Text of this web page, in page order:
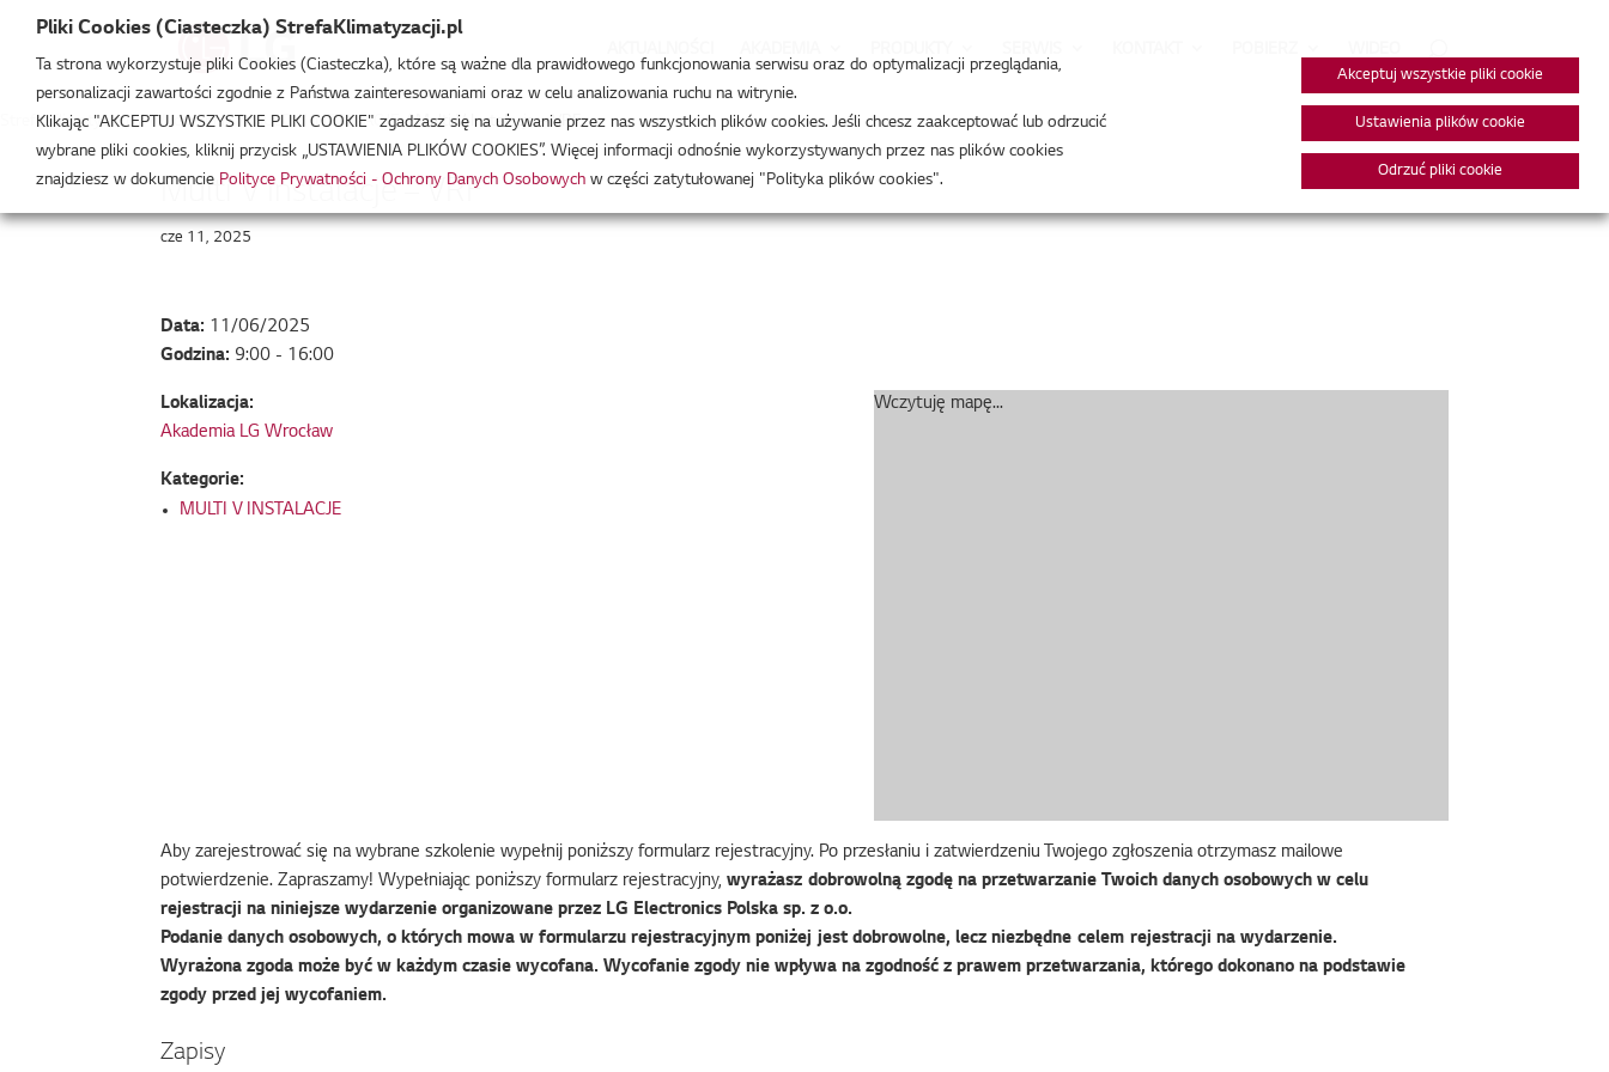
Strefa Klimatyzacji /Wydarzenia/MULTI V INSTALACJE/Multi V Instalacje – VRF
Multi V Instalacje – VRF
cze 11, 2025
Data: 11/06/2025
Godzina: 9:00 - 16:00
Wczytuję mapę...
Lokalizacja:
Akademia LG Wrocław
Kategorie:
MULTI V INSTALACJE
Aby zarejestrować się na wybrane szkolenie wypełnij poniższy formularz rejestracyjny. Po przesłaniu i zatwierdzeniu Twojego zgłoszenia otrzymasz mailowe
potwierdzenie. Zapraszamy! Wypełniając poniższy formularz rejestracyjny,wyrażasz dobrowolną zgodę na przetwarzanie Twoich danych osobowych w celu
rejestracji na niniejsze wydarzenie organizowane przez LG Electronics Polska sp. z o.o.
Podanie danych osobowych, o których mowa w formularzu rejestracyjnym poniżej jest dobrowolne, lecz niezbędne celem rejestracji na wydarzenie.
Wyrażona zgoda może być w każdym czasie wycofana. Wycofanie zgody nie wpływa na zgodność z prawem przetwarzania, którego dokonano na podstawie
zgody przed jej wycofaniem.
Zapisy
Pliki Cookies (Ciasteczka) StrefaKlimatyzacji.pl
Ta strona wykorzystuje pliki Cookies (Ciasteczka), które są ważne dla prawidłowego funkcjonowania serwisu oraz do optymalizacji przeglądania,
personalizacji zawartości zgodnie z Państwa zainteresowaniami oraz w celu analizowania ruchu na witrynie.
Klikając "AKCEPTUJ WSZYSTKIE PLIKI COOKIE" zgadzasz się na używanie przez nas wszystkich plików cookies. Jeśli chcesz zaakceptować lub odrzucić
wybrane pliki cookies, kliknij przycisk „USTAWIENIA PLIKÓW COOKIES”. Więcej informacji odnośnie wykorzystywanych przez nas plików cookies
znajdziesz w dokumencie Polityce Prywatności - Ochrony Danych Osobowych w części zatytułowanej "Polityka plików cookies".
Akceptuj wszystkie pliki cookie
Ustawienia plików cookie
Odrzuć pliki cookie